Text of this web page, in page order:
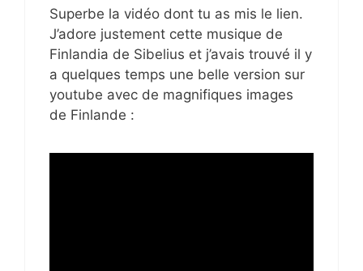
Superbe la vidéo dont tu as mis le lien.
J’adore justement cette musique de
Finlandia de Sibelius et j’avais trouvé il y
a quelques temps une belle version sur
youtube avec de magnifiques images
de Finlande :